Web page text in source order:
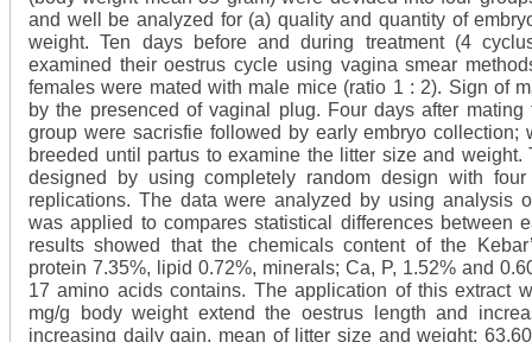
and well be analyzed for (a) quality and quantity of
weight. Ten days before and during treatment (4
examined their oestrus cycle using vagina smear
females were mated with male mice (ratio 1 : 2). Sign of
by the presenced of vaginal plug. Four days after
group were sacrisfie followed by early embryo collection;
breeded until partus to examine the litter size and weight.
designed by using completely random design with
replications. The data were analyzed by using analysis
was applied to compares statistical differences between
results showed that the chemicals content of the
protein 7.35%, lipid 0.72%, minerals; Ca, P, 1.52% and
17 amino acids contains. The application of this extract
mg/g body weight extend the oestrus length and
increasing daily gain, mean of litter size and weight;